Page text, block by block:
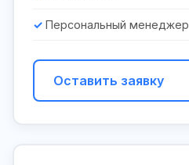
Персональный менеджер
Оставить заявку